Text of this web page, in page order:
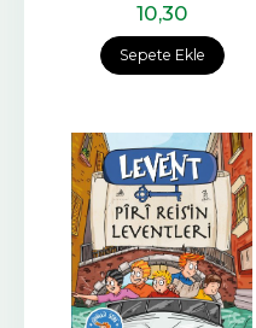
Sepete Ekle
10,30